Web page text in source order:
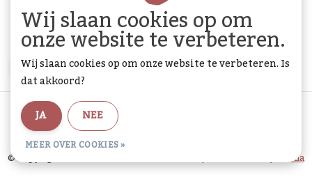
ABONNEER
Algemene voorwaarden
© Copyright 2026 - De Woon Cadeau Winkel | RealisatieInStijl Media
Wij slaan cookies op om
onze website te verbeteren.
Wij slaan cookies op om onze website te verbeteren. Is
dat akkoord?
JA
NEE
MEER OVER COOKIES »